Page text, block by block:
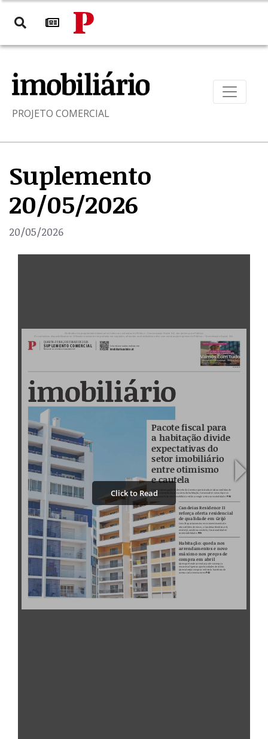
PROJETO COMERCIAL
Suplemento
20/05/2026
20/05/2026